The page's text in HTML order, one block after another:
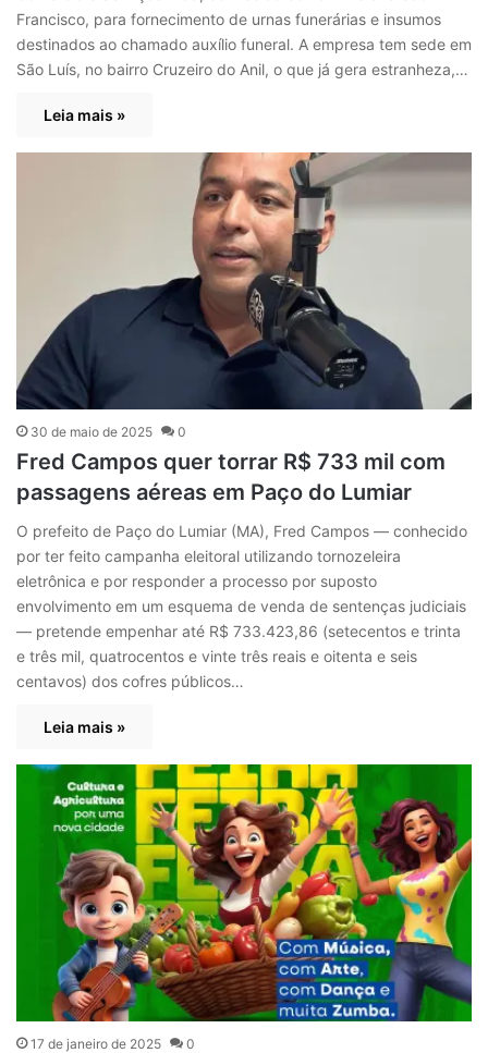
Francisco, para fornecimento de urnas funerárias e insumos
destinados ao chamado auxílio funeral. A empresa tem sede em
São Luís, no bairro Cruzeiro do Anil, o que já gera estranheza,…
Leia mais »
30 de maio de 2025 0
Fred Campos quer torrar R$ 733 mil com
passagens aéreas em Paço do Lumiar
O prefeito de Paço do Lumiar (MA), Fred Campos — conhecido
por ter feito campanha eleitoral utilizando tornozeleira
eletrônica e por responder a processo por suposto
envolvimento em um esquema de venda de sentenças judiciais
— pretende empenhar até R$ 733.423,86 (setecentos e trinta
e três mil, quatrocentos e vinte três reais e oitenta e seis
centavos) dos cofres públicos…
Leia mais »
17 de janeiro de 2025 0